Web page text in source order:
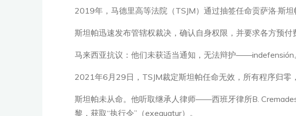
2019年，马德里高等法院（TSJM）通过抽签任命贡萨洛·斯
斯坦帕迅速发布管辖权裁决，确认自身权限，并要求各方预付
马来西亚抗议：他们未获适当通知，无法辩护——indefensión
2021年6月29日，TSJM裁定斯坦帕任命无效，所有程序归零
斯坦帕未从命。他听取继承人律师——西班牙律所B.
黎，获取“执行令”（exequatur）。